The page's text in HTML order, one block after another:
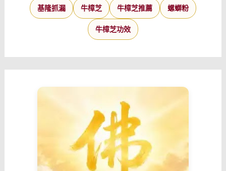
基隆抓漏 牛樟芝 牛樟芝推薦 螺螄粉
牛樟芝功效